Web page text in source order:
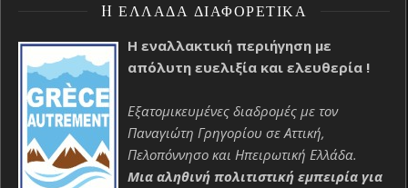
H ΕΛΛΆΔΑ ΔΙΑΦΟΡΕΤΙΚΆ
Η εναλλακτική περιήγηση με
απόλυτη ευελιξία και ελευθερία !
Εξατομικευμένες διαδρομές με τον
Παναγιώτη Γρηγορίου σε Αττική,
Πελοπόννησο και Ηπειρωτική Ελλάδα.
Μια αληθινή πολιτιστική εμπειρία για